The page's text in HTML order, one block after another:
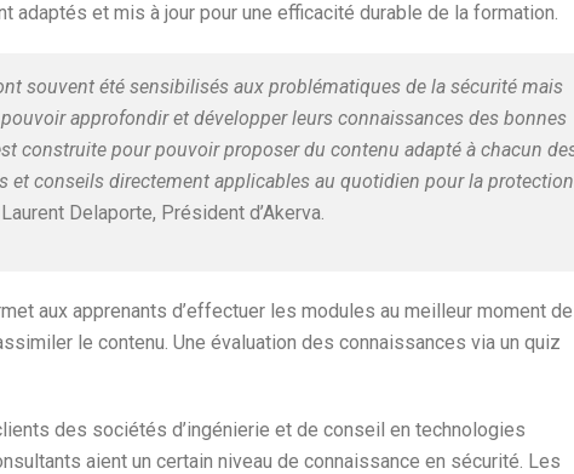
adaptés et mis à jour pour une efficacité durable de la formation.
souvent été sensibilisés aux problématiques de la sécurité mais
approfondir et développer leurs connaissances des bonnes
construite pour pouvoir proposer du contenu adapté à chacun
et conseils directement applicables au quotidien pour la protection
Delaporte, Président d’Akerva.
aux apprenants d’effectuer les modules au meilleur moment
le contenu. Une évaluation des connaissances via un quiz
des sociétés d’ingénierie et de conseil en technologies
aient un certain niveau de connaissance en sécurité. Les